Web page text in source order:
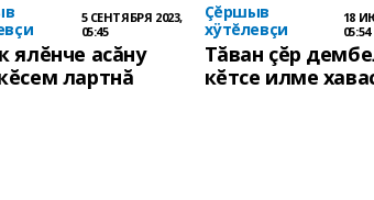
5 СЕНТЯБРЯ 2023,
05:45
ялĕнче асăну
лартнă
Çĕршыв
хÿтĕлевçи
18
05:54
Тăван çĕр
кĕтсе илме